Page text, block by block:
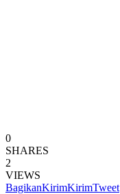
0
SHARES
2
VIEWS
BagikanKirimKirimTweet